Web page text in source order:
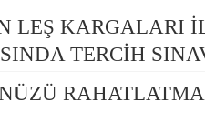
LEŞ KARGALARI
TERCİH